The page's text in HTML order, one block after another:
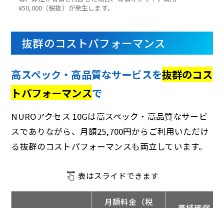
¥50,000（税抜）が発生します。
抜群のコストパフォーマンス
高スペック・高品質なサービスを抜群のコス
トパフォーマンスで
NUROアクセス 10Gは高スペック・高品質なサービ
スでありながら、月額25,700円からご利用いただけ
る抜群のコストパフォーマンスも両立しています。
表はスライドできます
月額料金（税